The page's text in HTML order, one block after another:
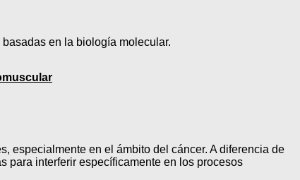
en la biología molecular.
especialmente en el ámbito del cáncer. A diferencia de
para interferir específicamente en los procesos